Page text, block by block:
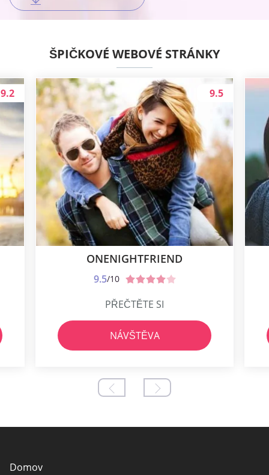
ŠPIČKOVÉ WEBOVÉ STRÁNKY
9.2
ONENIGHTFRIEND
9.5/10
9.5
PŘEČTĚTE SI
NÁVŠTĚVA
Domov